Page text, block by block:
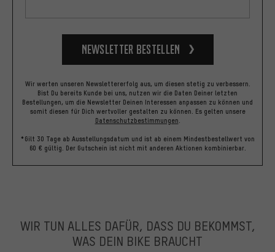
Newsletter bestellen
Wir werten unseren Newslettererfolg aus, um diesen stetig zu verbessern.
Bist Du bereits Kunde bei uns, nutzen wir die Daten Deiner letzten
Bestellungen, um die Newsletter Deinen Interessen anpassen zu können und
somit diesen für Dich wertvoller gestalten zu können. Es gelten unsere
Datenschutzbestimmungen
*Gilt 30 Tage ab Ausstellungsdatum und ist ab einem Mindestbestellwert von
60 € gültig. Der Gutschein ist nicht mit anderen Aktionen kombinierbar.
WIR TUN ALLES DAFÜR, DASS DU BEKOMMST,
WAS DEIN BIKE BRAUCHT